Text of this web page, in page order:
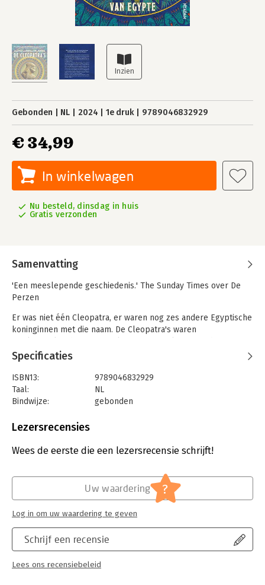
Gebonden NL 2024 1e druk 9789046832929
€ 34,99
In winkelwagen
Nu besteld, dinsdag in huis
Gratis verzonden
Samenvatting
'Een meeslepende geschiedenis.' The Sunday Times over De
Perzen
Er was niet één Cleopatra, er waren nog zes andere Egyptische
koninginnen met die naam. De Cleopatra's waren
generaal die samen met Alexander de Grote Egypte veroverde.
Deze koninginnen waren nauw verwant als moeders, dochters,
zusters, halfzusters en nichtjes. Ze hadden de absolute macht
en regeerden met de listige inzet van geheimzinnige rituelen
en weelderige spektakels. Ze omzeilden politieke onrust en
strijd.
krijgen deze buitengewone vrouwen een verdiende plaats
Specificaties
ISBN13:
9789046832929
Taal:
NL
Bindwijze:
gebonden
Uitgever:
Verschijningsdatum:
18-6-2024
Lezersrecensies
Wees de eerste die een lezersrecensie schrijft!
Schrijf een recensie
Lees ons recensiebeleid
Uw waardering ?
Log in om uw waardering te geven